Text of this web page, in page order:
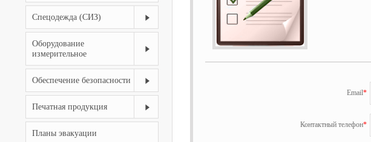
Спецодежда (СИЗ)
Оборудование
измерительное
Обеспечение безопасности
Печатная продукция
Планы эвакуации
Email*
Контактный телефон*